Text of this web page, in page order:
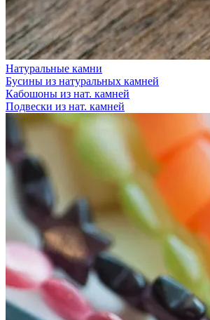
Натуральные камни
Бусины из натуральных камней
Кабошоны из нат. камней
Подвески из нат. камней